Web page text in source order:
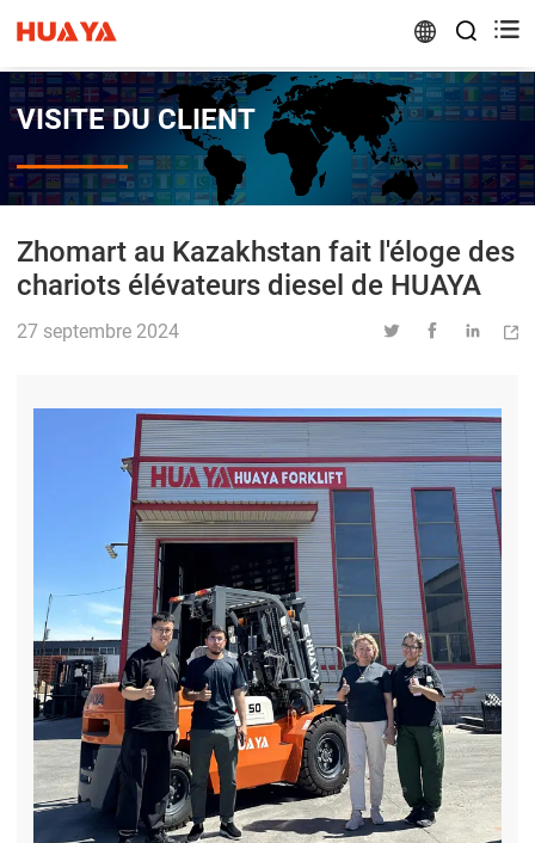
 
VISITE DU CLIENT
Zhomart au Kazakhstan fait l'éloge des
chariots élévateurs diesel de HUAYA
27 septembre 2024    